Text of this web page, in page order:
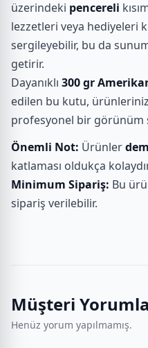
üzerindeki pencereli
lezzetleri veya hediyeleri
sergileyebilir, bu da
getirir.
Dayanıklı 300 gr
edilen bu kutu,
profesyonel bir görünüm
Önemli Not: Ürünler
katlaması oldukça
Minimum Sipariş: Bu
sipariş verilebilir.
Müşteri
Henüz yorum yapılmamış.